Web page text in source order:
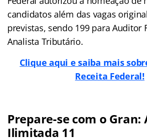
candidatos além das vagas
previstas, sendo 199 para Auditor
Analista Tributário.
Clique aqui e saiba mais
Receita Federal!
Prepare-se com o
Ilimitada 11